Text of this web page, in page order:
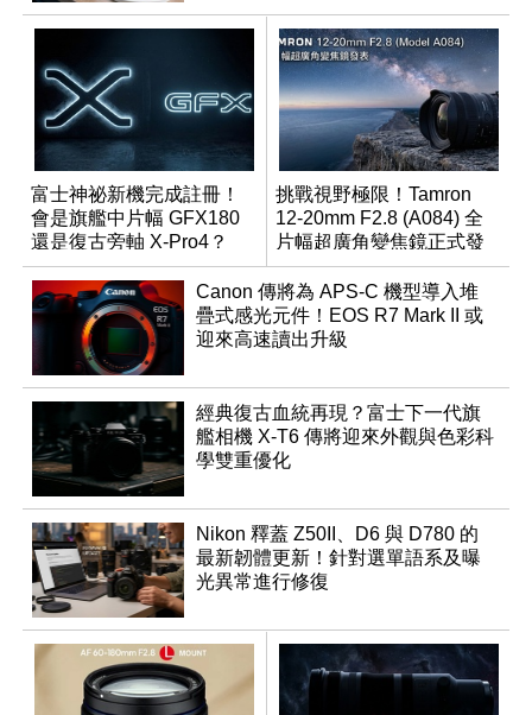
富士神祕新機完成註冊！
會是旗艦中片幅 GFX180
還是復古旁軸 X-Pro4？
挑戰視野極限！Tamron
12-20mm F2.8 (A084) 全
片幅超廣角變焦鏡正式發
表
Canon 傳將為 APS-C 機型導入堆
疊式感光元件！EOS R7 Mark II 或
迎來高速讀出升級
經典復古血統再現？富士下一代旗
艦相機 X-T6 傳將迎來外觀與色彩科
學雙重優化
Nikon 釋蓋 Z50II、D6 與 D780 的
最新韌體更新！針對選單語系及曝
光異常進行修復